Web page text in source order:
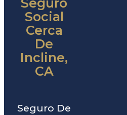
Social
Cerca
De
Incline,
CA
Seguro De